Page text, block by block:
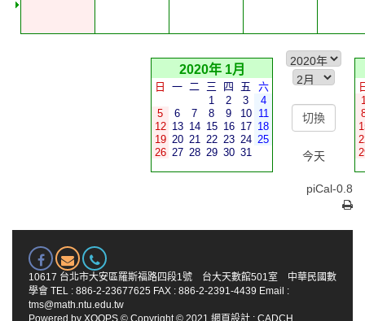
2020年 1月
日 一 二 三 四 五
六
1
2 3
4
5
6 7 8 9 10
11
12 13 14 15 16 17 18
19 20 21 22 23 24 25
26 27 28 29 30 31 今天
piCal-0.8
10617 台北市大安區羅斯福路四段1號 台大天數館501室 中華民國數
學會 TEL : 886-2-23677625 FAX : 886-2-2391-4439 Email :
tms@math.ntu.edu.tw
Powered by XOOPS © Copyright © 2021 網頁設計 : CADCH